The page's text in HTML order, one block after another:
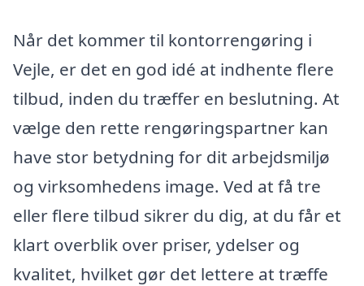
Når det kommer til kontorrengøring i
Vejle, er det en god idé at indhente flere
tilbud, inden du træffer en beslutning. At
vælge den rette rengøringspartner kan
have stor betydning for dit arbejdsmiljø
og virksomhedens image. Ved at få tre
eller flere tilbud sikrer du dig, at du får et
klart overblik over priser, ydelser og
kvalitet, hvilket gør det lettere at træffe